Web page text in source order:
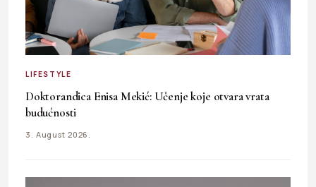
LIFESTYLE
Doktorandica Enisa Mekić: Učenje koje otvara vrata
budućnosti
3. August 2026.